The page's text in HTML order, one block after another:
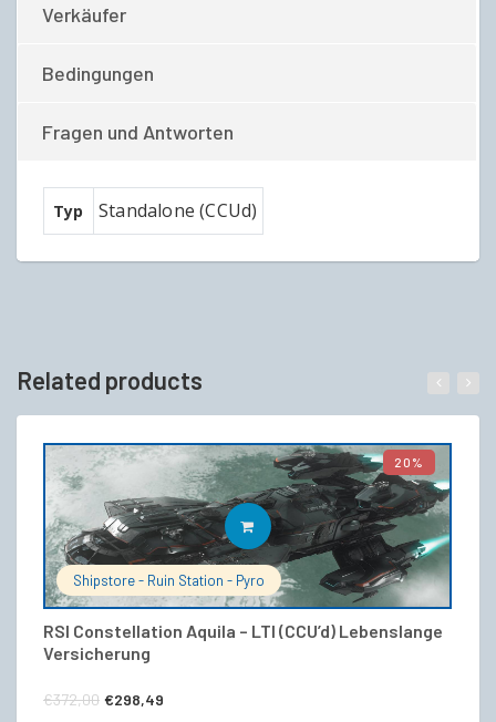
Verkäufer
Bedingungen
Fragen und Antworten
Typ Standalone (CCUd)
Related products
20%
Shipstore - Ruin Station - Pyro
RSI Constellation Aquila – LTI (CCU’d) Lebenslange
Versicherung
€372,00 Ursprünglicher
€298,49
IN DEN WARENKORB